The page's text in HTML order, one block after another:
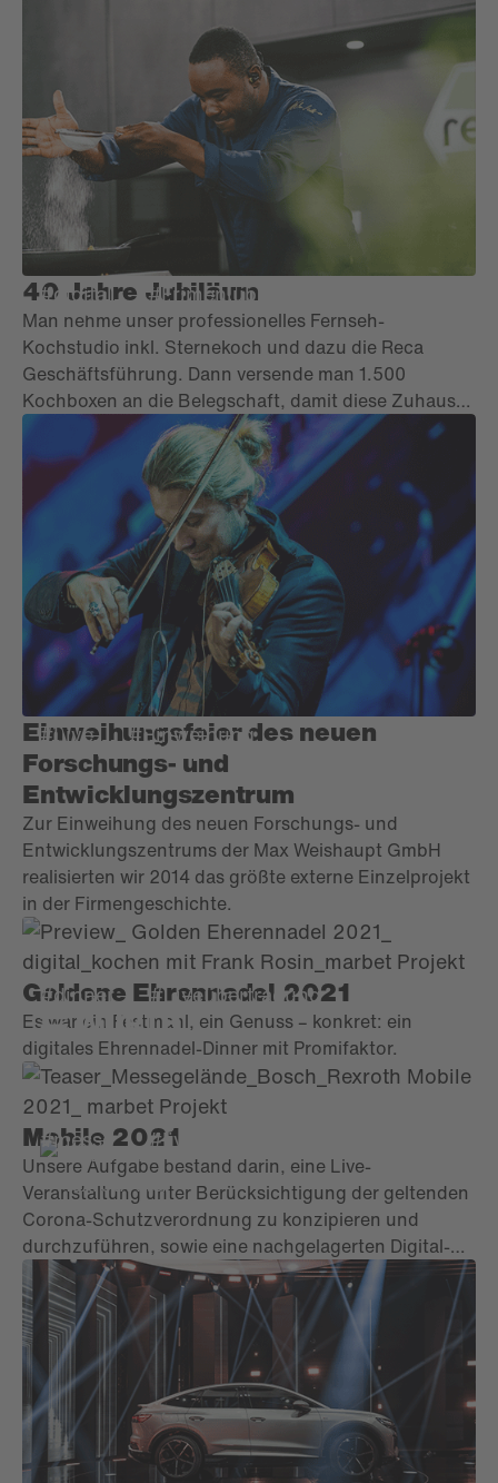
Reca Norm
#digital #Frimenjubiläum
40 Jahre Jubiläum
Man nehme unser professionelles Fernseh-
Kochstudio inkl. Sternekoch und dazu die Reca
Geschäftsführung. Dann versende man 1.500
Kochboxen an die Belegschaft, damit diese Zuhause
parallel mitkochen, mitkosten und mitfeiern können.
Fertig ist das einzigartige Firmenjubiläum! Live-
Schaltungen, Music-Act und weitere
Überraschungen sorgen für zusätzliche Würze.
Max Weishaupt GmbH
#Live #Einweihung
Einweihungsfeier des neuen
Forschungs- und
Entwicklungszentrum
Zur Einweihung des neuen Forschungs- und
Entwicklungszentrums der Max Weishaupt GmbH
realisierten wir 2014 das größte externe Einzelprojekt
in der Firmengeschichte.
#dinner #Liveübertragung
Goldene Ehrennadel 2021
Es war ein Festmahl, ein Genuss – konkret: ein
digitales Ehrennadel-Dinner mit Promifaktor.
#messe #live #digital #hybrid
Mobile 2021
Unsere Aufgabe bestand darin, eine Live-
Veranstaltung unter Berücksichtigung der geltenden
Corona-Schutzverordnung zu konzipieren und
durchzuführen, sowie eine nachgelagerten Digital-
Veranstaltung zur Präsentation der neuesten
Innovationen von Bosch Rexroth Mobil Hydraulik zu
realisieren.